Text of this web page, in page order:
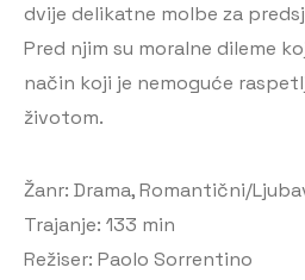
dvije delikatne molbe za
Pred njim su moralne dileme
način koji je nemoguće
životom.
Žanr: Drama, Romantični/
Trajanje: 133 min
Režiser: Paolo Sorrentino